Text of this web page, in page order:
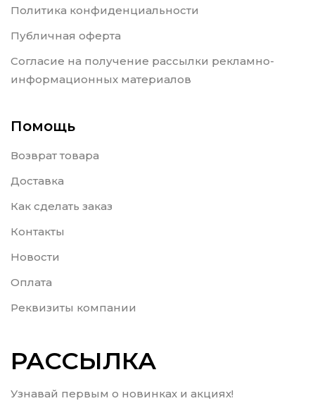
Политика конфиденциальности
Публичная оферта
Согласие на получение рассылки рекламно-
информационных материалов
Помощь
Возврат товара
Доставка
Как сделать заказ
Контакты
Новости
Оплата
Реквизиты компании
РАССЫЛКА
Узнавай первым о новинках и акциях!